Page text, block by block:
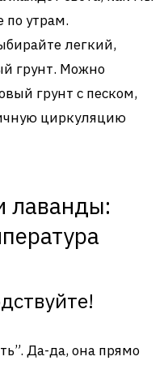
по утрам.
легкий,
грунт. Можно
грунт с песком,
циркуляцию
лаванды:
Да-да, она прямо